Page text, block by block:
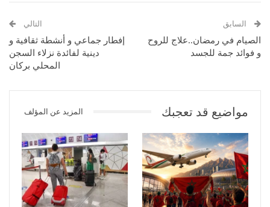
السابق
الصيام في رمضان..علاج للروح
و فوائد جمة للجسد
التالي
إفطار جماعي و أنشطة ثقافية و
دينية لفائدة نزلاء السجن
المحلي بركان
مواضيع قد تعجبك المزيد عن المؤلف